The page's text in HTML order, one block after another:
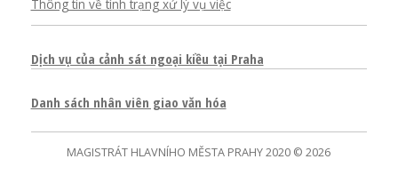
Thông tin về tình trạng xử lý vụ việc
Dịch vụ của cảnh sát ngoại kiều tại Praha
Danh sách nhân viên giao văn hóa
MAGISTRÁT HLAVNÍHO MĚSTA PRAHY 2020 © 2026